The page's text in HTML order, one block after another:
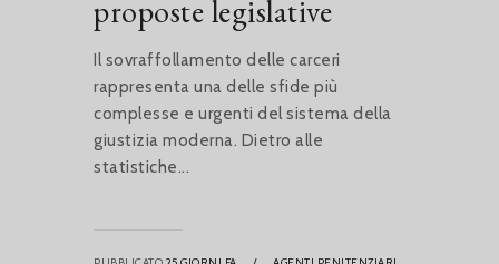
proposte legislative
Il sovraffollamento delle carceri
rappresenta una delle sfide più
complesse e urgenti del sistema della
giustizia moderna. Dietro alle
statistiche...